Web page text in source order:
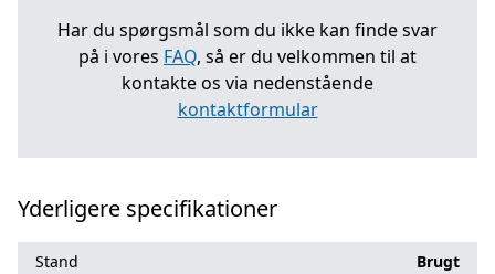
Har du spørgsmål som du ikke kan finde svar
på i vores FAQ, så er du velkommen til at
kontakte os via nedenstående
kontaktformular
Yderligere specifikationer
Stand Brugt